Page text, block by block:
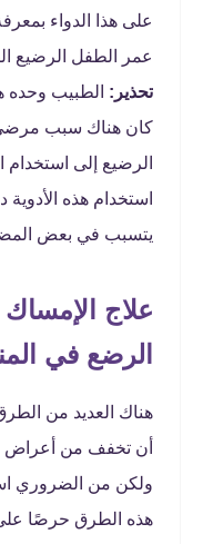
على هذا الدواء
عمر الطفل الرضيع
تحذير: الطبيب وحده
كان هناك سبب
الرضيع إلى استخدام
استخدام هذه
يتسبب في بعض
علاج
الرضع في
هناك العديد من
أن تخفف من أعراض
ولكن من الضروري
هذه الطرق حرصًا